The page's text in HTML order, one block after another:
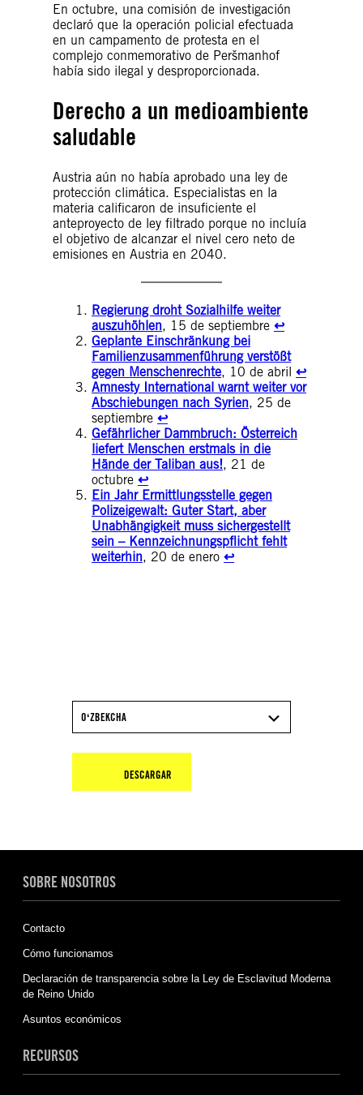
En octubre, una comisión de investigación
declaró que la operación policial efectuada
en un campamento de protesta en el
complejo conmemorativo de Peršmanhof
había sido ilegal y desproporcionada.
Derecho a un medioambiente
saludable
Austria aún no había aprobado una ley de
protección climática. Especialistas en la
materia calificaron de insuficiente el
anteproyecto de ley filtrado porque no incluía
el objetivo de alcanzar el nivel cero neto de
emisiones en Austria en 2040.
Regierung droht Sozialhilfe weiter
auszuhöhlen, 15 de septiembre ↩︎
Geplante Einschränkung bei
Familienzusammenführung verstößt
gegen Menschenrechte, 10 de abril ↩︎
Amnesty International warnt weiter vor
Abschiebungen nach Syrien, 25 de
septiembre ↩︎
Gefährlicher Dammbruch: Österreich
liefert Menschen erstmals in die
Hände der Taliban aus!, 21 de
octubre ↩︎
Ein Jahr Ermittlungsstelle gegen
Polizeigewalt: Guter Start, aber
Unabhängigkeit muss sichergestellt
sein – Kennzeichnungspflicht fehlt
weiterhin, 20 de enero ↩︎
OʻZBEKCHA
DESCARGAR
SOBRE NOSOTROS
Contacto
Cómo funcionamos
Declaración de transparencia sobre la Ley de Esclavitud Moderna
de Reino Unido
Asuntos económicos
RECURSOS